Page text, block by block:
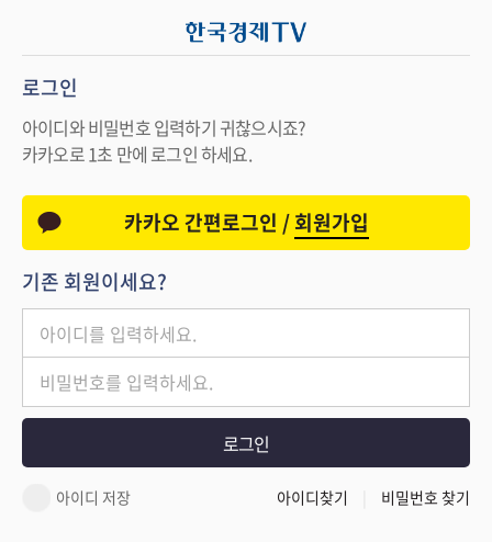
로그인
아이디와 비밀번호 입력하기 귀찮으시죠?
카카오로 1초 만에 로그인 하세요.
카카오 간편로그인 /회원가입
기존 회원이세요?
로그인
아이디 저장 아이디찾기 비밀번호 찾기